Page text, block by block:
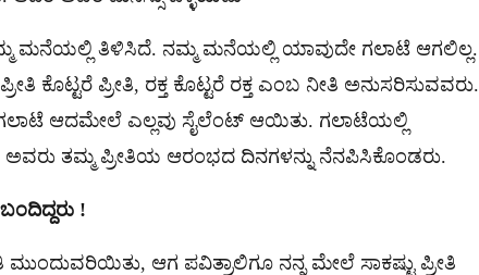
ಮನೆಯಲ್ಲಿ ತಿಳಿಸಿದೆ. ನಮ್ಮ ಮನೆಯಲ್ಲಿ ಯಾವುದೇ ಗಲಾಟೆ ಆಗಲಿಲ್ಲ.
ಕೊಟ್ಟರೆ ಪ್ರೀತಿ, ರಕ್ತ ಕೊಟ್ಟರೆ ರಕ್ತ ಎಂಬ ನೀತಿ ಅನುಸರಿಸುವವರು.
ಆದಮೇಲೆ ಎಲ್ಲವು ಸೈಲೆಂಟ್​ ಆಯಿತು. ಗಲಾಟೆಯಲ್ಲಿ
ಅವರು ತಮ್ಮ ಪ್ರೀತಿಯ ಆರಂಭದ ದಿನಗಳನ್ನು ನೆನಪಿಸಿಕೊಂಡರು.
!
ಆಗ ಪವಿತ್ರಾಲಿಗೂ ನನ್ನ ಮೇಲೆ ಸಾಕಷ್ಟು ಪ್ರೀತಿ